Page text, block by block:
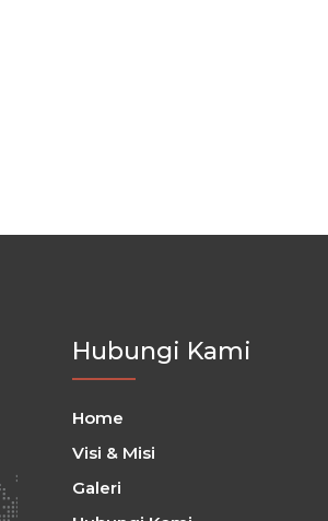
Hubungi Kami
Home
Visi & Misi
Galeri